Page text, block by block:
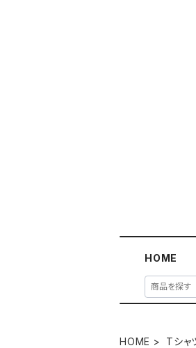
HOME
HOME Tシ